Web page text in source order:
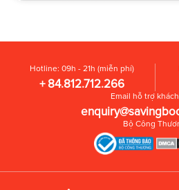
Hotline: 09h - 21h (miễn phí)
+ 84.812.712.266
Email hỗ trợ
Bộ Công